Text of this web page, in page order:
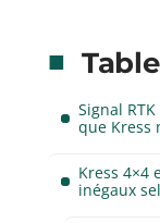
Signal
que Kress
Kress 4×4
inégaux